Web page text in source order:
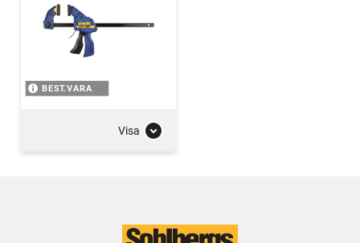
BEST.VARA
Visa